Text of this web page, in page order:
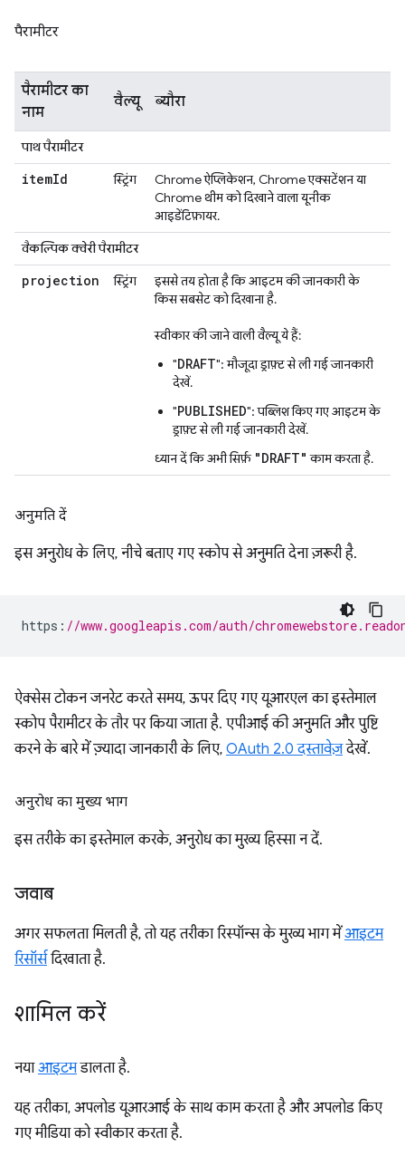
पैरामीटर
पैरामीटर का
नाम
वैल्यू ब्यौरा
पाथ पैरामीटर
itemId स्ट्रिंग
Chrome ऐप्लिकेशन, Chrome एक्सटेंशन या
Chrome थीम को दिखाने वाला यूनीक
आइडेंटिफ़ायर.
वैकल्पिक क्वेरी पैरामीटर
projection स्ट्रिंग
इससे तय होता है कि आइटम की जानकारी के
किस सबसेट को दिखाना है.
स्वीकार की जाने वाली वैल्यू ये हैं:
"DRAFT": मौजूदा ड्राफ़्ट से ली गई जानकारी
देखें.
"PUBLISHED": पब्लिश किए गए आइटम के
ड्राफ़्ट से ली गई जानकारी देखें.
ध्यान दें कि अभी सिर्फ़ "DRAFT" काम करता है.
अनुमति दें
इस अनुरोध के लिए, नीचे बताए गए स्कोप से अनुमति देना ज़रूरी है.
https : //www.googleapis.com/auth/
ऐक्सेस टोकन जनरेट करते समय, ऊपर दिए गए यूआरएल का इस्तेमाल
स्कोप पैरामीटर के तौर पर किया जाता है. एपीआई की अनुमति और पुष्टि
करने के बारे में ज़्यादा जानकारी के लिए, OAuth 2.0 दस्तावेज़देखें.
अनुरोध का मुख्य भाग
इस तरीके का इस्तेमाल करके, अनुरोध का मुख्य हिस्सा न दें.
जवाब
अगर सफलता मिलती है, तो यह तरीका रिस्पॉन्स के मुख्य भाग मेंआइटम
रिसॉर्सदिखाता है.
शामिल करें
नयाआइटमडालता है.
यह तरीका, अपलोड यूआरआई के साथ काम करता है और अपलोड किए
गए मीडिया को स्वीकार करता है.